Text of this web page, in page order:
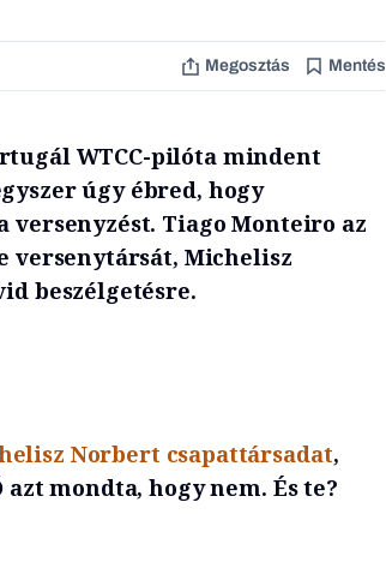
Megosztás Mentés
WTCC-pilóta mindent
úgy ébred, hogy
versenyzést. Tiago Monteiro az
versenytársát, Michelisz
beszélgetésre.
Norbert csapattársadat,
mondta, hogy nem. És te?